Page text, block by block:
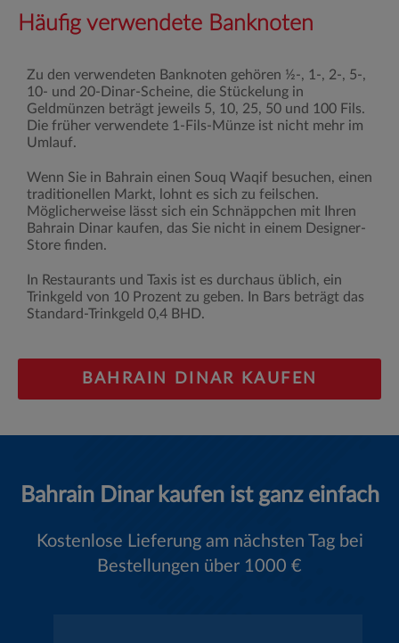
Häufig verwendete Banknoten
Zu den verwendeten Banknoten gehören ½-, 1-, 2-, 5-,
10- und 20-Dinar-Scheine, die Stückelung in
Geldmünzen beträgt jeweils 5, 10, 25, 50 und 100 Fils.
Die früher verwendete 1-Fils-Münze ist nicht mehr im
Umlauf.
Wenn Sie in Bahrain einen Souq Waqif besuchen, einen
traditionellen Markt, lohnt es sich zu feilschen.
Möglicherweise lässt sich ein Schnäppchen mit Ihren
Bahrain Dinar kaufen, das Sie nicht in einem Designer-
Store finden.
In Restaurants und Taxis ist es durchaus üblich, ein
Trinkgeld von 10 Prozent zu geben. In Bars beträgt das
Standard-Trinkgeld 0,4 BHD.
BAHRAIN DINAR KAUFEN
Bahrain Dinar kaufen ist ganz einfach
Kostenlose Lieferung am nächsten Tag bei
Bestellungen über 1000 €